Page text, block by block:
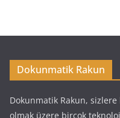
Dokunmatik Rakun
Dokunmatik Rakun,
olmak üzere birçok